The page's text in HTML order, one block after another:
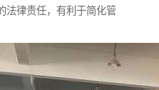
法律责任，有利于简化管